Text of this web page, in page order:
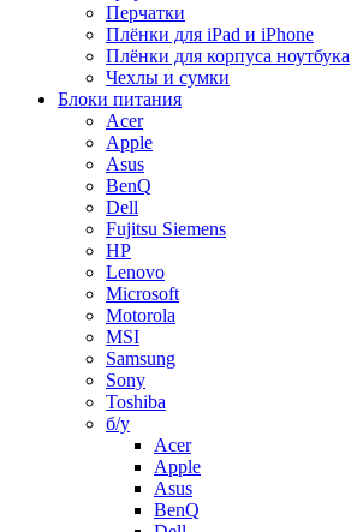
Перчатки
Плёнки для iPad и iPhone
Плёнки для корпуса ноутбука
Чехлы и сумки
Блоки питания
Acer
Apple
Asus
BenQ
Dell
Fujitsu Siemens
HP
Lenovo
Microsoft
Motorola
MSI
Samsung
Sony
Toshiba
б/у
Acer
Apple
Asus
BenQ